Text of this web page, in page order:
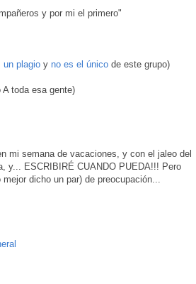
y por mi el primero"
un plagio y no es el único de este grupo)
toda esa gente)
mi semana de vacaciones, y con el jaleo del
y... ESCRIBIRÉ CUANDO PUEDA!!! Pero
dicho un par) de preocupación...